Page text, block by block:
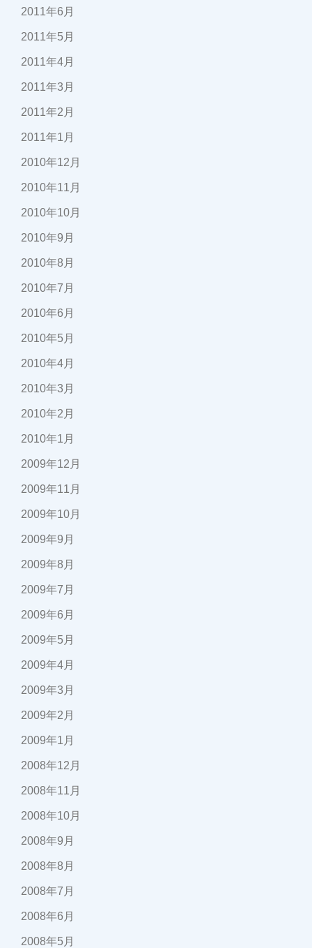
2011年6月
2011年5月
2011年4月
2011年3月
2011年2月
2011年1月
2010年12月
2010年11月
2010年10月
2010年9月
2010年8月
2010年7月
2010年6月
2010年5月
2010年4月
2010年3月
2010年2月
2010年1月
2009年12月
2009年11月
2009年10月
2009年9月
2009年8月
2009年7月
2009年6月
2009年5月
2009年4月
2009年3月
2009年2月
2009年1月
2008年12月
2008年11月
2008年10月
2008年9月
2008年8月
2008年7月
2008年6月
2008年5月